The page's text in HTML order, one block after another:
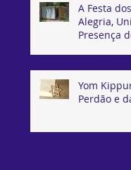
A Festa
Alegria,
Presença
Yom
Perdão e